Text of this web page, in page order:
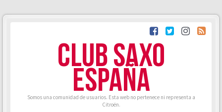
CLUB SAXO
ESPAÑA
Somos una comunidad de usuarios. Esta web no pertenece ni representa a
Citroën.